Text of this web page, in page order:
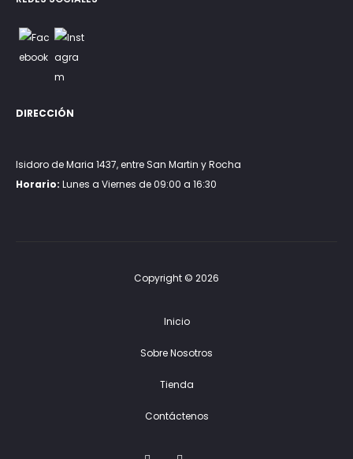
DIRECCIÓN
Isidoro de Maria 1437, entre San Martin y Rocha
Horario: Lunes a Viernes de 09:00 a 16:30
Copyright © 2026
Inicio
Sobre Nosotros
Tienda
Contáctenos